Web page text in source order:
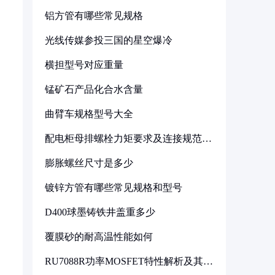
铝方管有哪些常见规格
光线传媒参投三国的星空爆冷
横担型号对应重量
锰矿石产品化合水含量
曲臂车规格型号大全
配电柜母排螺栓力矩要求及连接规范详
膨胀螺丝尺寸是多少
镀锌方管有哪些常见规格和型号
D400球墨铸铁井盖重多少
覆膜砂的耐高温性能如何
RU7088R功率MOSFET特性解析及其在